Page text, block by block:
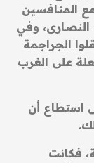
المنافسين
النصارى، وفي
الجراجمة
على الغرب
3 سنوات حتى استطاع أن
فكانت